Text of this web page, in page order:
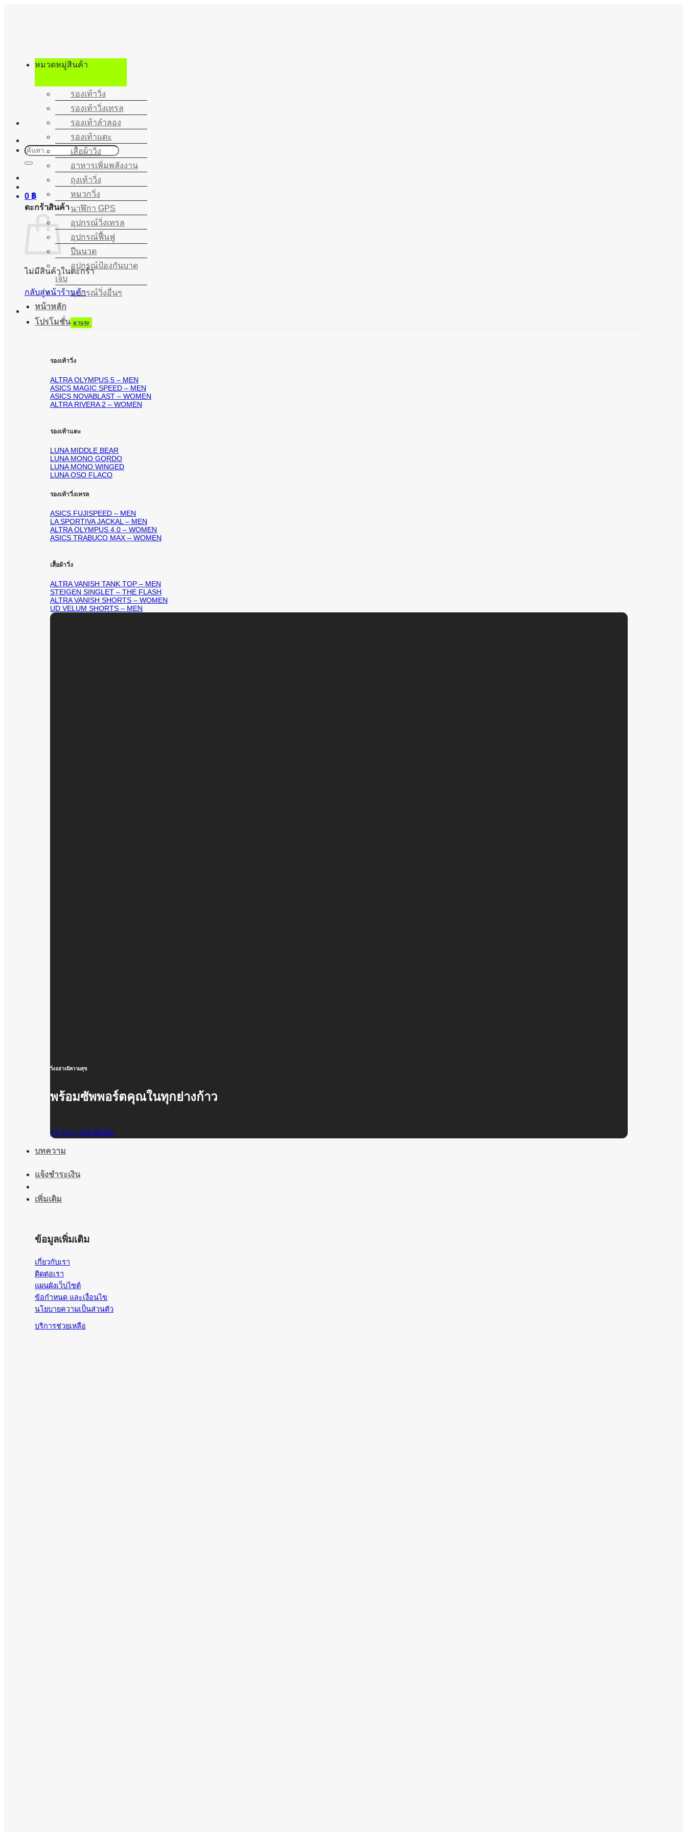
ค้นหา:
0 ฿
ตะกร้าสินค้า
ไม่มีสินค้าในตะกร้า
กลับสู่หน้าร้านค้า
หมวดหมู่สินค้า
รองเท้าวิ่ง
รองเท้าวิ่งเทรล
รองเท้าลำลอง
รองเท้าแตะ
เสื้อผ้าวิ่ง
อาหารเพิ่มพลังงาน
ถุงเท้าวิ่ง
หมวกวิ่ง
นาฬิกา GPS
อุปกรณ์วิ่งเทรล
อุปกรณ์ฟื้นฟู
ปืนนวด
อุปกรณ์ป้องกันบาด
เจ็บ
อุปกรณ์วิ่งอื่นๆ
หน้าหลัก
โปรโมชั่น
รองเท้าวิ่ง
ALTRA OLYMPUS 5 – MEN
ASICS MAGIC SPEED – MEN
ASICS NOVABLAST – WOMEN
ALTRA RIVERA 2 – WOMEN
รองเท้าแตะ
LUNA MIDDLE BEAR
LUNA MONO GORDO
LUNA MONO WINGED
LUNA OSO FLACO
รองเท้าวิ่งเทรล
ASICS FUJISPEED – MEN
LA SPORTIVA JACKAL – MEN
ALTRA OLYMPUS 4.0 – WOMEN
ASICS TRABUCO MAX – WOMEN
เสื้อผ้าวิ่ง
ALTRA VANISH TANK TOP – MEN
STEIGEN SINGLET – THE FLASH
ALTRA VANISH SHORTS – WOMEN
UD VELUM SHORTS – MEN
วิ่งอย่างมีความสุข
พร้อมซัพพอร์ตคุณในทุกย่างก้าว
ดูรายละเอียดเพิ่มเติม
บทความ
แจ้งชำระเงิน
เพิ่มเติม
ข้อมูลเพิ่มเติม
เกี่ยวกับเรา
ติดต่อเรา
แผนผังเว็บไซต์
ข้อกำหนด และเงื่อนไข
นโยบายความเป็นส่วนตัว
บริการช่วยเหลือ